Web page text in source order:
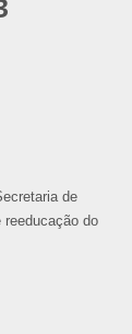
de
do